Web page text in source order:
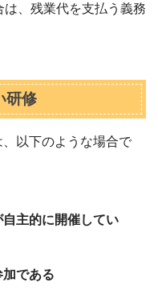
、残業代を支払う義務
研修
以下のような場合で
主的に開催してい
である